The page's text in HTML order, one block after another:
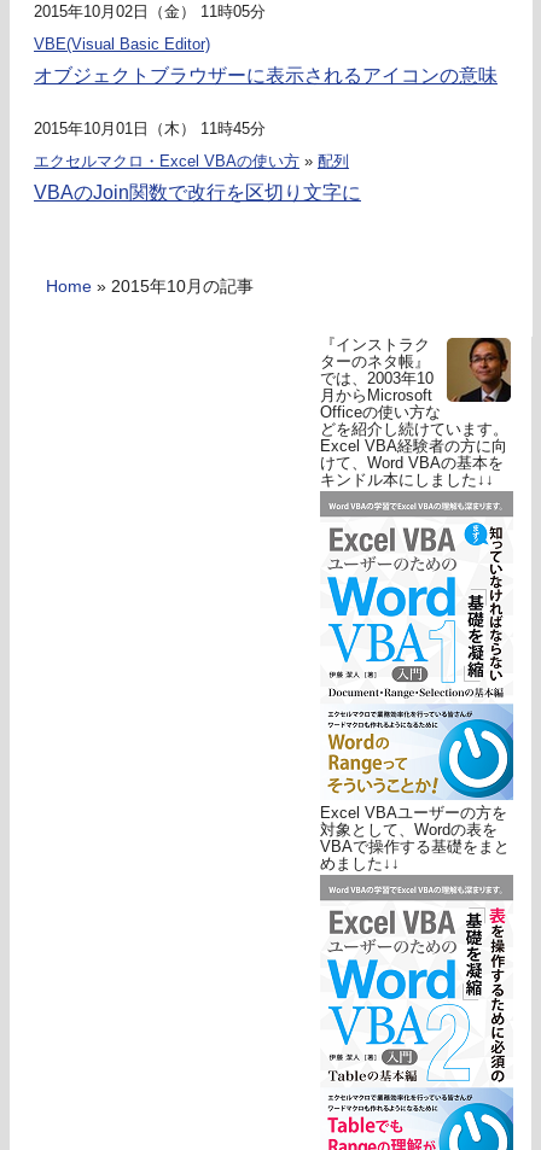
2015年10月02日（金） 11時05分
VBE(Visual Basic Editor)
オブジェクトブラウザーに表示されるアイコンの意味
2015年10月01日（木） 11時45分
エクセルマクロ・Excel VBAの使い方 » 配列
VBAのJoin関数で改行を区切り文字に
Home » 2015年10月の記事
『インストラク
ターのネタ帳』
では、2003年10
月からMicrosoft
Officeの使い方な
どを紹介し続けています。
Excel VBA経験者の方に向
けて、Word VBAの基本を
キンドル本にしました↓↓
Excel VBAユーザーの方を
対象として、Wordの表を
VBAで操作する基礎をまと
めました↓↓